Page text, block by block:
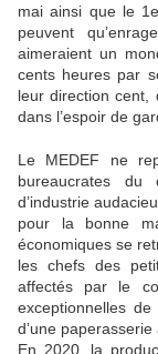
mai ainsi que le
peuvent
aimeraient un
cents heures par
leur direction cent,
dans l’espoir de
Le MEDEF ne
bureaucrates
d’industrie
pour la bonne
économiques se
les chefs des
affectés par le
exceptionnelles
d’une
En 2020, la